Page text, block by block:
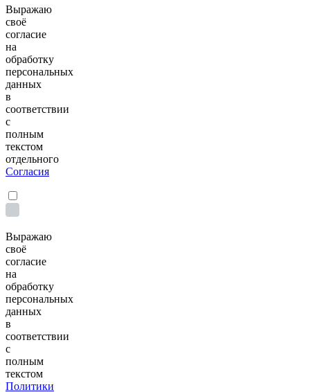
Выражаю
своё
согласие
на
обработку
персональных
данных
в
соответствии
с
полным
текстом
отдельного
Согласия
Выражаю
своё
согласие
на
обработку
персональных
данных
в
соответствии
с
полным
текстом
Политики